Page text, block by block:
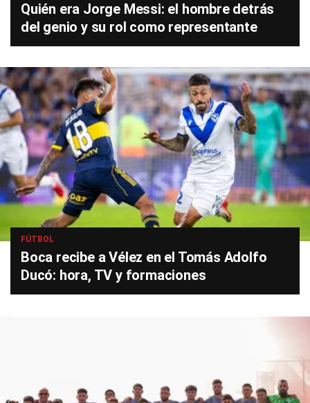
Quién era Jorge Messi: el hombre detrás
del genio y su rol como representante
FÚTBOL
Boca recibe a Vélez en el Tomás Adolfo
Ducó: hora, TV y formaciones